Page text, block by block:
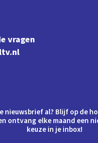
vragen
nieuwsbrief al? Blijf op de
ontvang elke maand een
keuze in je inbox!